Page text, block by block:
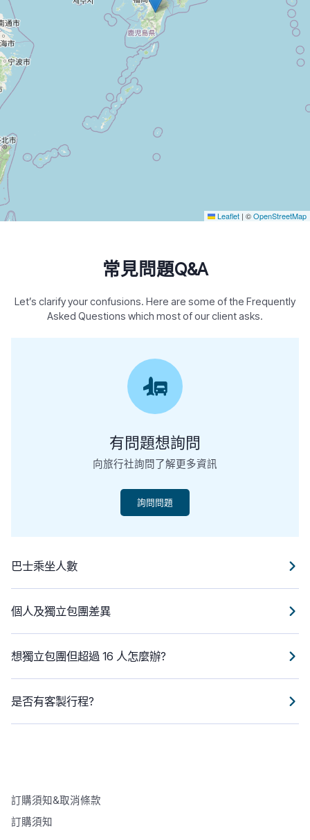
Leaflet | ©OpenStreetMap
常見問題Q&A
Let’s clarify your confusions. Here are some of the Frequently
Asked Questions which most of our client asks.
有問題想詢問
向旅行社詢問了解更多資訊
詢問問題
巴士乘坐人數
個人及獨立包團差異
想獨立包團但超過 16 人怎麼辦?
是否有客製行程?
訂購須知&取消條款
訂購須知